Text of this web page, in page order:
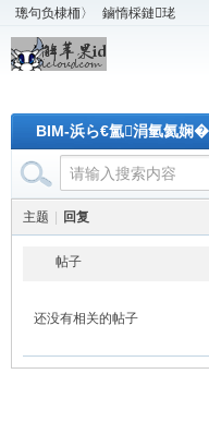
璁句负棣栭〉 鏀惰棌鏈珯
BIM-浜ら€氳涓氫氦娴�
主题 回复
帖子
还没有相关的帖子